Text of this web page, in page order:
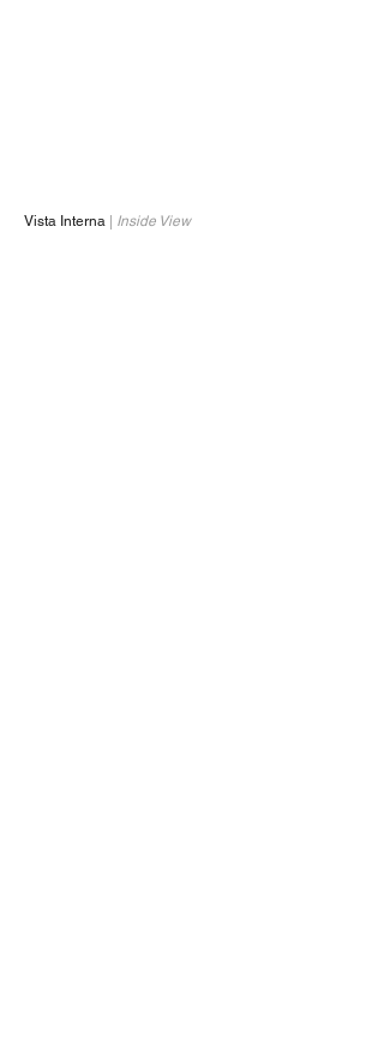
Vista Interna Inside View